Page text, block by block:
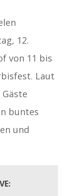
12.
von 11 bis
Laut
buntes
und